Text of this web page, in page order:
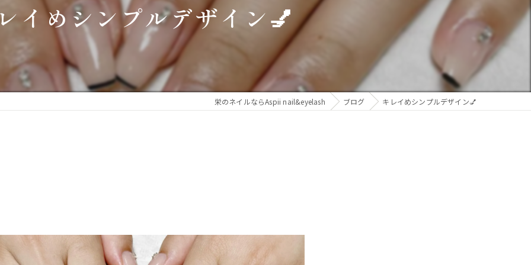
イめシンプルデザイン💅
栄のネイルならAspii nail&eyelash ブログ キレイめシンプルデザイン💅